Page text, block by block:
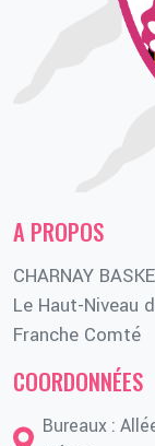
A PROPOS
CHARNAY
Le Haut-Niveau
Franche Comté
COORDONNÉES
Bureaux :